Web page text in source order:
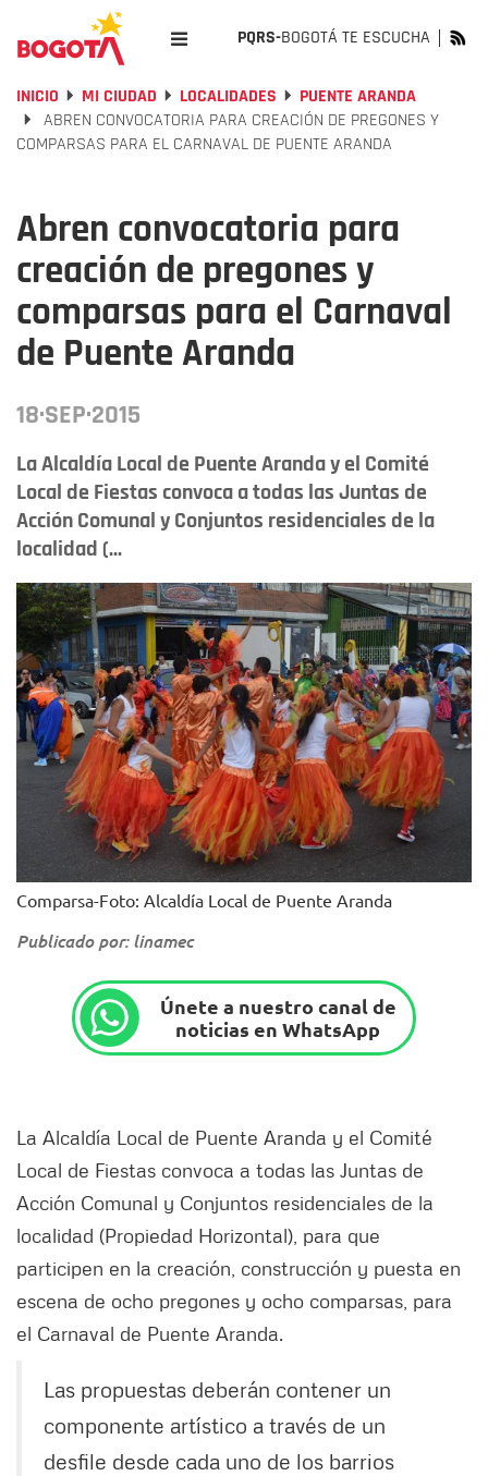
PQRS-BOGOTÁ TE ESCUCHA
INICIO MI CIUDAD LOCALIDADES
PUENTE ARANDA
ABREN CONVOCATORIA PARA CREACIÓN DE PREGONES Y
COMPARSAS PARA EL CARNAVAL DE PUENTE ARANDA
Abren convocatoria para
creación de pregones y
comparsas para el Carnaval
de Puente Aranda
18·SEP·2015
La Alcaldía Local de Puente Aranda y el Comité
Local de Fiestas convoca a todas las Juntas de
Acción Comunal y Conjuntos residenciales de la
localidad (...
Comparsa-Foto: Alcaldía Local de Puente Aranda
Publicado por: linamec
Únete a nuestro canal de
noticias en WhatsApp
La Alcaldía Local de Puente Aranda y el Comité
Local de Fiestas convoca a todas las Juntas de
Acción Comunal y Conjuntos residenciales de la
localidad (Propiedad Horizontal), para que
participen en la creación, construcción y puesta en
escena de ocho pregones y ocho comparsas, para
el Carnaval de Puente Aranda.
Las propuestas deberán contener un
componente artístico a través de un
desfile desde cada uno de los barrios